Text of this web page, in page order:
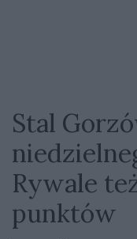
Stal
Rywale
punktów